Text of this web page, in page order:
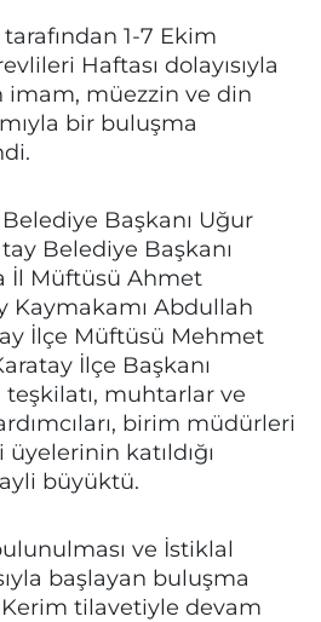
1-7 Ekim
Haftası dolayısıyla
imam, müezzin ve din
bir buluşma
Başkanı Uğur
Belediye Başkanı
İl Müftüsü Ahmet
Kaymakamı Abdullah
İlçe Müftüsü Mehmet
İlçe Başkanı
muhtarlar ve
birim müdürleri
katıldığı
büyüktü.
ve İstiklal
başlayan buluşma
Kerim tilavetiyle devam